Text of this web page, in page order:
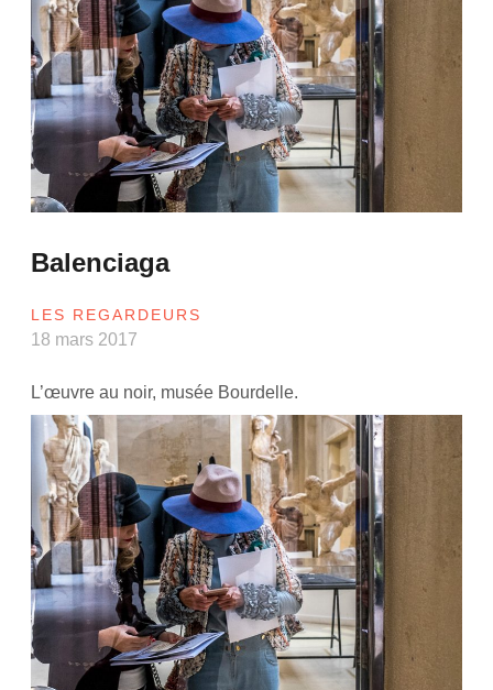
Balenciaga
LES REGARDEURS
18 mars 2017
L’œuvre au noir, musée Bourdelle.